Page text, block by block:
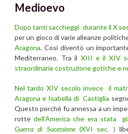
Medioevo
Dopo tanti saccheggi durante il X
per un gioco di varie alleanze
Aragona. Così diventò un
Mediterraneo. Tra il XIII e il XIV
straordinarie costruzione gotiche e
Nel tardo XIV secolo invece il
Aragona e Isabella di Castiglia
Questo perché fu annessa a un
rottedell’America che era stata
Guerra di Sucessione (XVI sec. )